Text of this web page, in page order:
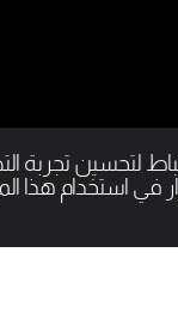
لتحسين
استخدام هذا